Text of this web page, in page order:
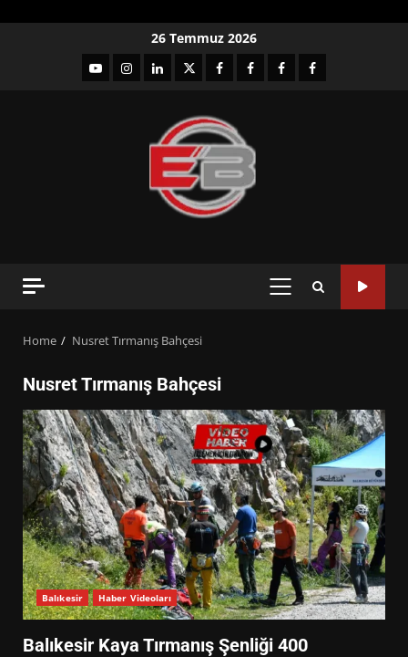
26 Temmuz 2026
YouTubeInstagram
LinkedIntwitterfacebook-Facebook-
Facebook-Facebook-
PRIMARY
Home Nusret Tırmanış Bahçesi
Nusret Tırmanış Bahçesi
Balıkesir Haber Videoları
Balıkesir Kaya Tırmanış Şenliği 400